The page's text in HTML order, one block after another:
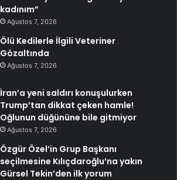
kadınım”
Ağustos 7, 2026
Ölü Kedilerle İlgili Veteriner
Gözaltında
Ağustos 7, 2026
İran’a yeni saldırı konuşulurken
Trump’tan dikkat çeken hamle!
Oğlunun düğününe bile gitmiyor
Ağustos 7, 2026
Özgür Özel’in Grup Başkanı
seçilmesine Kılıçdaroğlu’na yakın
Gürsel Tekin’den ilk yorum